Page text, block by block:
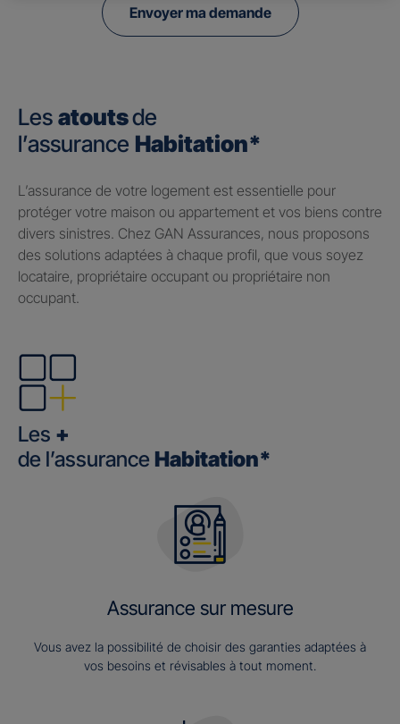
Envoyer ma demande
Les atoutsde
l’assurance Habitation*
​L’assurance de votre logement est essentielle pour
protéger votre maison ou appartement et vos biens contre
divers sinistres. Chez GAN Assurances, nous proposons
des solutions adaptées à chaque profil, que vous soyez
locataire, propriétaire occupant ou propriétaire non
occupant.
Les +
de l’assurance Habitation*
Assurance sur mesure
Vous avez la possibilité de choisir des garanties adaptées à
vos besoins et révisables à tout moment.